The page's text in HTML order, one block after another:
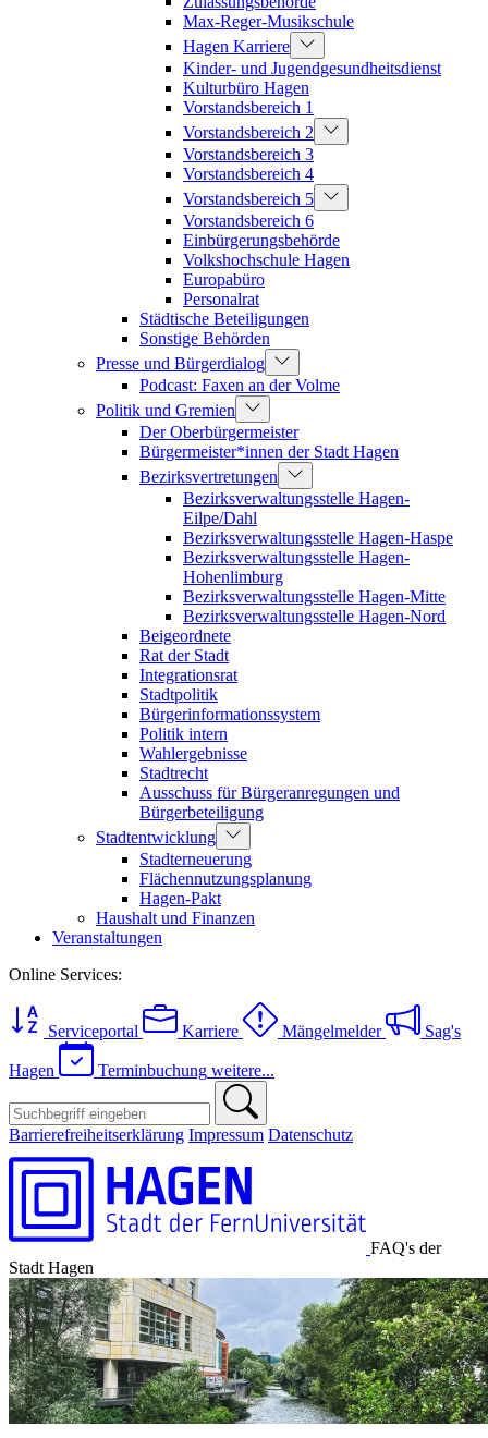
Max-Reger-Musikschule
Hagen Karriere
Kinder- und Jugendgesundheitsdienst
Kulturbüro Hagen
Vorstandsbereich 1
Vorstandsbereich 2
Vorstandsbereich 3
Vorstandsbereich 4
Vorstandsbereich 5
Vorstandsbereich 6
Einbürgerungsbehörde
Volkshochschule Hagen
Europabüro
Personalrat
Städtische Beteiligungen
Sonstige Behörden
Presse und Bürgerdialog
Podcast: Faxen an der Volme
Politik und Gremien
Der Oberbürgermeister
Bürgermeister*innen der Stadt Hagen
Bezirksvertretungen
Bezirksverwaltungsstelle Hagen-
Eilpe/Dahl
Bezirksverwaltungsstelle Hagen-Haspe
Bezirksverwaltungsstelle Hagen-
Hohenlimburg
Bezirksverwaltungsstelle Hagen-Mitte
Bezirksverwaltungsstelle Hagen-Nord
Beigeordnete
Rat der Stadt
Integrationsrat
Stadtpolitik
Bürgerinformationssystem
Politik intern
Wahlergebnisse
Stadtrecht
Ausschuss für Bürgeranregungen und
Bürgerbeteiligung
Stadtentwicklung
Stadterneuerung
Flächennutzungsplanung
Hagen-Pakt
Haushalt und Finanzen
Veranstaltungen
Online Services:
Serviceportal Karriere Mängelmelder Sag's
Hagen Terminbuchung weitere...
Barrierefreiheitserklärung Impressum Datenschutz
FAQ's der
Stadt Hagen